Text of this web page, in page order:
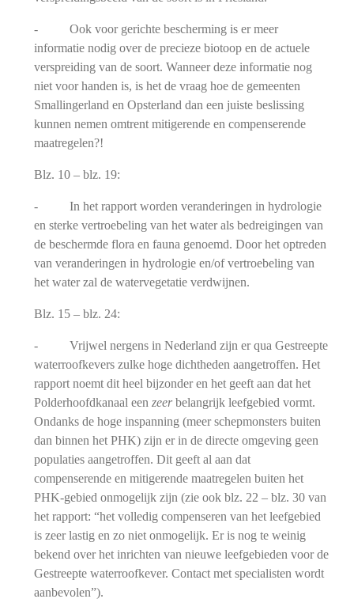
- Ook voor gerichte bescherming is er meer
informatie nodig over de precieze biotoop en de actuele
verspreiding van de soort. Wanneer deze informatie nog
niet voor handen is, is het de vraag hoe de gemeenten
Smallingerland en Opsterland dan een juiste beslissing
kunnen nemen omtrent mitigerende en compenserende
maatregelen?!
Blz. 10 – blz. 19:
- In het rapport worden veranderingen in hydrologie
en sterke vertroebeling van het water als bedreigingen van
de beschermde flora en fauna genoemd. Door het optreden
van veranderingen in hydrologie en/of vertroebeling van
het water zal de watervegetatie verdwijnen.
Blz. 15 – blz. 24:
- Vrijwel nergens in Nederland zijn er qua Gestreepte
waterroofkevers zulke hoge dichtheden aangetroffen. Het
rapport noemt dit heel bijzonder en het geeft aan dat het
Polderhoofdkanaal eenzeerbelangrijk leefgebied vormt.
Ondanks de hoge inspanning (meer schepmonsters buiten
dan binnen het PHK) zijn er in de directe omgeving geen
populaties aangetroffen. Dit geeft al aan dat
compenserende en mitigerende maatregelen buiten het
PHK-gebied onmogelijk zijn (zie ook blz. 22 – blz. 30 van
het rapport: “het volledig compenseren van het leefgebied
is zeer lastig en zo niet onmogelijk. Er is nog te weinig
bekend over het inrichten van nieuwe leefgebieden voor de
Gestreepte waterroofkever. Contact met specialisten wordt
aanbevolen”).